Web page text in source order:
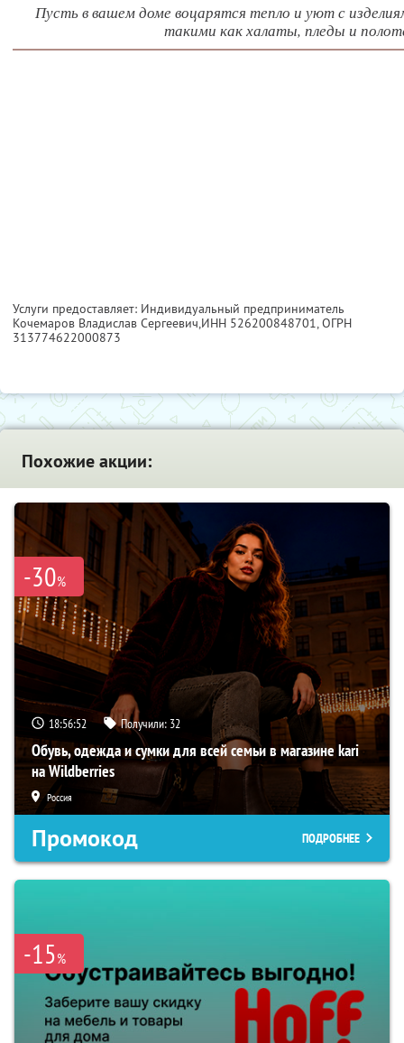
Пусть в вашем доме воцарятся тепло и уют с
такими как халаты, пледы и
Услуги предоставляет: Индивидуальный предприниматель
Кочемаров Владислав Сергеевич,ИНН 526200848701, ОГРН
313774622000873
Похожие акции:
-30%
18:56:51 Получили: 32
Обувь, одежда и сумки для всей семьи в магазине kari
на Wildberries
Россия
Промокод ПОДРОБНЕЕ
-15%